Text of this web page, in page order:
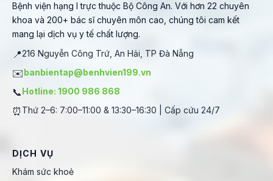
Bệnh viện hạng I trực thuộc Bộ Công An. Với hơn 22 chuyên
khoa và 200+ bác sĩ chuyên môn cao, chúng tôi cam kết
mang lại dịch vụ y tế chất lượng.
📍216 Nguyễn Công Trứ, An Hải, TP Đà Nẵng
✉️banbientap@benhvien199.vn
📞Hotline: 1900 986 868
⏰ Thứ 2–6: 7:00–11:00 & 13:30–16:30 | Cấp cứu 24/7
DỊCH VỤ
Khám sức khoẻ